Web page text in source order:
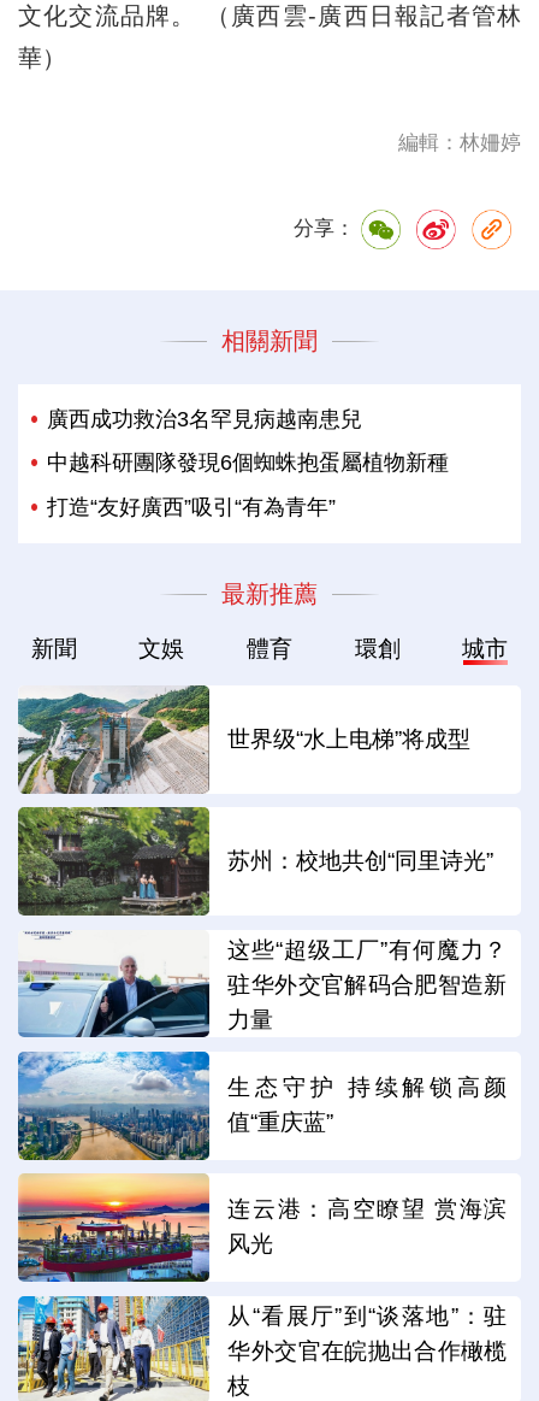
文化交流品牌。 （廣西雲-廣西日報記者管林
華）
編輯：林姍婷
分享：
相關新聞
廣西成功救治3名罕見病越南患兒
中越科研團隊發現6個蜘蛛抱蛋屬植物新種
打造“友好廣西”吸引“有為青年”
最新推薦
新聞 文娛 體育 環創 城市
世界级“水上电梯”将成型
苏州：校地共创“同里诗光”
这些“超级工厂”有何魔力？
驻华外交官解码合肥智造新
力量
生态守护 持续解锁高颜
值“重庆蓝”
连云港：高空瞭望 赏海滨
风光
从“看展厅”到“谈落地”：驻
华外交官在皖抛出合作橄榄
枝